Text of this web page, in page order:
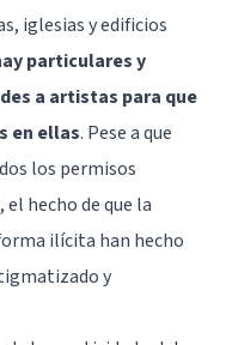
iglesias y edificios
particulares y
a artistas para que
en ellas. Pese a que
los permisos
hecho de que la
ilícita han hecho
y